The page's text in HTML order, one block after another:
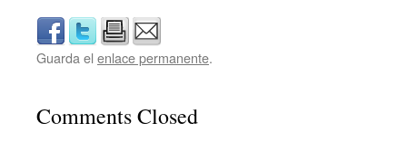
Guarda el enlace permanente.
Comments Closed